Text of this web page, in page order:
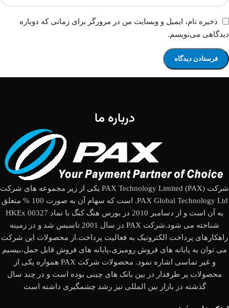
ذخیره نام، ایمیل و وبسایت من در مرورگر برای زمانی که دوباره
دیدگاهی می‌نویسم.
درباره ما
شرکت (PAX Technology Limited (PAX یکی از زیر مجموعه های شرکت
PAX Global Technology Ltd. است که سهام آن به صورت 100 % متعلق
به آن است و از دسامبر 2010 در بورس هنگ کنگ با نماد HKEx 00327
شناخته می شود.شرکت PAX در سال 2001 تاسیس شد و در زمینه
راهکارهای پرداخت الکترونیک به فعالیت پرداخت.از محصولات این شرکت
می توان به پایانه های فروش رومیزی،پایانه های فروش قابل حمل،بیسیم
و غیر تماسی اشاره نمود. محصولات شرکت PAX همواره یکی از
محصولات پر طرفدار در بین بانک های چینی بوده است و در چند سال
گذشته در بازار بین المللی نیز رشد چشمگیری داشته است